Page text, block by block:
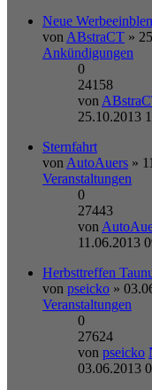
Neue
vonABstraCT »
Ankündigungen
0
24158
von
25.10.2013
Sternfahrt
vonAutoAuers »
Veranstaltungen
0
27443
von
11.06.2013
Herbsttreffen
von pseicko »
Veranstaltungen
0
27624
von pseicko
03.06.2013